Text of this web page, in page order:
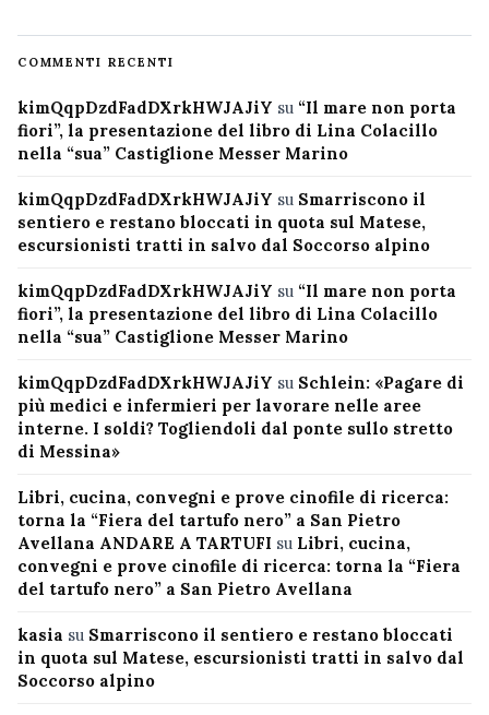
COMMENTI RECENTI
kimQqpDzdFadDXrkHWJAJiY su “Il mare non porta
fiori”, la presentazione del libro di Lina Colacillo
nella “sua” Castiglione Messer Marino
kimQqpDzdFadDXrkHWJAJiY su Smarriscono il
sentiero e restano bloccati in quota sul Matese,
escursionisti tratti in salvo dal Soccorso alpino
kimQqpDzdFadDXrkHWJAJiY su “Il mare non porta
fiori”, la presentazione del libro di Lina Colacillo
nella “sua” Castiglione Messer Marino
kimQqpDzdFadDXrkHWJAJiY su Schlein: «Pagare di
più medici e infermieri per lavorare nelle aree
interne. I soldi? Togliendoli dal ponte sullo stretto
di Messina»
Libri, cucina, convegni e prove cinofile di ricerca:
torna la “Fiera del tartufo nero” a San Pietro
Avellana ANDARE A TARTUFI su Libri, cucina,
convegni e prove cinofile di ricerca: torna la “Fiera
del tartufo nero” a San Pietro Avellana
kasia su Smarriscono il sentiero e restano bloccati
in quota sul Matese, escursionisti tratti in salvo dal
Soccorso alpino